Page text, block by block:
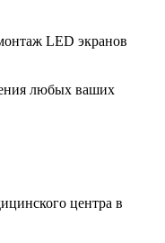
LED экранов
любых ваших
центра в